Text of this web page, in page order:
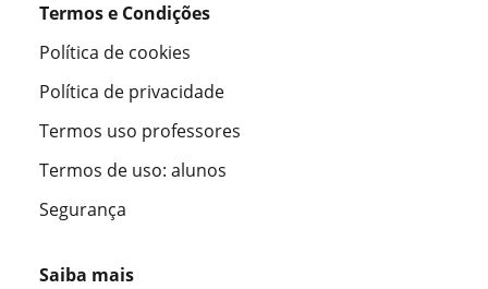
Termos e Condições
Política de cookies
Política de privacidade
Termos uso professores
Termos de uso: alunos
Segurança
Saiba mais